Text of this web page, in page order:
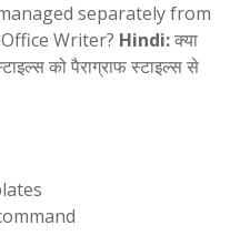
separately from
Writer? Hindi:क्या
को पैराग्राफ स्टाइल्स से